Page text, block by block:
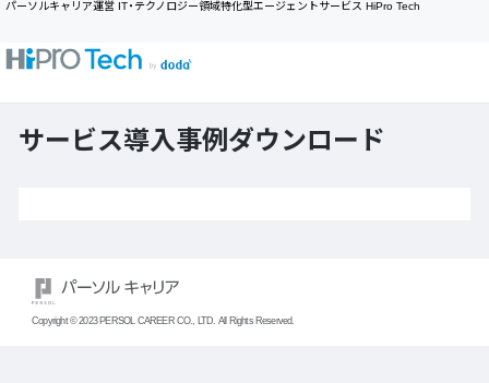
パーソルキャリア運営 IT・ テクノロジー領域特化型エージェントサービス HiPro Tech
Copyright © 2023 PERSOL CAREER CO., LTD. All Rights Reserved.